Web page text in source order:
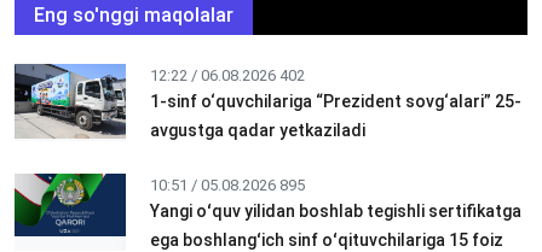
Eng so'nggi maqolalar
12:22 / 06.08.2026 402
1-sinf o‘quvchilariga “Prezident sovg‘alari” 25-
avgustga qadar yetkaziladi
10:51 / 05.08.2026 895
Yangi oʻquv yilidan boshlab tegishli sertifikatga
ega boshlangʻich sinf oʻqituvchilariga 15 foiz